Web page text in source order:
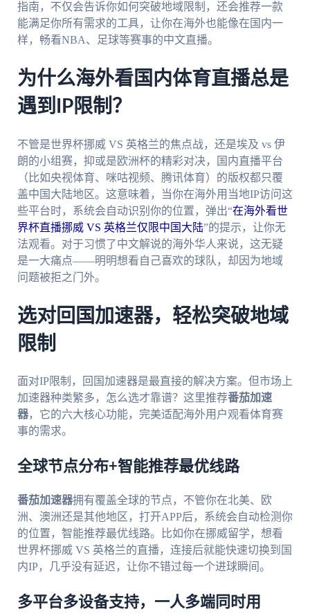
指南，不仅会告诉你如何突破地域限制，还会推荐一款
能满足你所有需求的工具，让你在海外也能像在国内一
样，畅看NBA、足球等赛事的中文直播。
为什么海外看国内体育直播总是
遇到IP限制？
不管是世界杯挪威 VS 英格兰的焦点战，还是埃及 vs 伊
朗的小组赛，抑或是欧洲杯的精彩对决，国内直播平台
（比如央视体育、咪咕视频、腾讯体育）的版权都只覆
盖中国大陆地区。这意味着，当你在海外用当地IP访问这
些平台时，系统会自动识别你的位置，弹出“在海外看世
界杯直播挪威 VS 英格兰仅限中国大陆”的提示，让你无
法观看。对于习惯了中文解说的海外华人来说，这无疑
是一大痛点——明明想看自己喜欢的球队，却因为地域
问题被拒之门外。
选对回国加速器，轻松突破地域
限制
面对IP限制，回国加速器是最直接的解决方案。但市场上
加速器种类繁多，怎么选才靠谱？这里推荐番茄加速
器，它的六大核心功能，完美适配海外用户观看体育赛
事的需求。
全球节点分布+智能推荐最优线路
番茄加速器拥有覆盖全球的节点，不管你在北美、欧
洲、澳洲还是其他地区，打开APP后，系统会自动检测你
的位置，智能推荐最优线路。比如你在挪威留学，想看
世界杯挪威 VS 英格兰的直播，连接后就能快速切换到国
内IP，几乎没有延迟，让你不错过每一个进球瞬间。
多平台多设备支持，一人多端同时用